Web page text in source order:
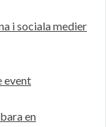
i sociala medier
event
en